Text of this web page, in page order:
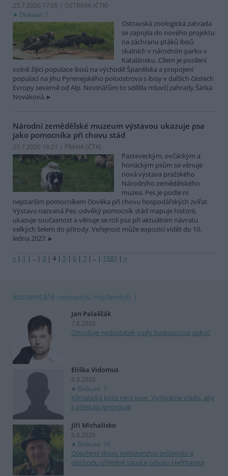
25.7.2026 17:00 | OSTRAVA (ČTK)
Diskuse: 1
Ostravská zoologická zahrada
se zapojila do nového projektu
na záchranu ptáků ibisů
skalních v národním parku v
Katalánsku. Cílem je posílení
volně žijící populace ibisů na východě Španělska a propojení
populací na jihu Pyrenejského poloostrova s ibisy v dalších částech
Evropy severně od Alp. Novinářům to sdělila mluvčí zahrady Šárka
Nováková.
Národní zemědělské muzeum výstavou ukazuje psa
jako pomocníka při chovu stád
25.7.2026 16:21 | PRAHA (ČTK)
Pasteveckým, ovčáckým a
honáckým psům se věnuje
nová výstava pražského
Národního zemědělského
muzea. Pes je podle ní
nejstarším pomocníkem člověka při chovu hospodářských zvířat.
Výstava nazvaná Pes: odvěký pomocník stád mapuje historii,
ukazuje současnost a věnuje se roli psa při aktuálním návratu
velkých šelem do přírody. Veřejnost může expozici vidět do 10.
ledna 2027.
« | 1 | .. | 3 | 4 | 5 | 6 | 7 | .. | 1581 | »
komentáře nejnovější nejčtenější
Jan Palaščák
7.8.2026
Ohrožuje nedostatek vody budoucnost jádra?
Eliška Vidomus
6.8.2026
Diskuse: 7
Klimatická krize není over. Vyzýváme vládu, aby
ji přestala ignorovat
Jiří Michalisko
6.8.2026
Diskuse: 16
Otevřený dopis ministerstvu průmyslu a
obchodu ohledně sanace odvalu Heřmanice